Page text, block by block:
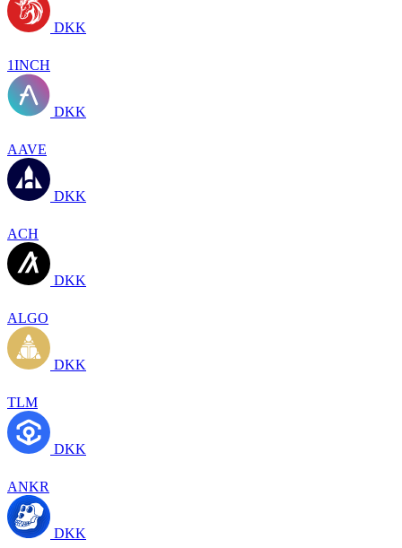
DKK
1INCH
DKK
AAVE
DKK
ACH
DKK
ALGO
DKK
TLM
DKK
ANKR
DKK